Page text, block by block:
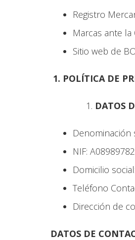
Registro
Marcas ante la
Sitio web de
1. POLÍTICA DE
DATOS
Denominación
NIF: A08989782
Domicilio
Teléfono
Dirección de
DATOS DE